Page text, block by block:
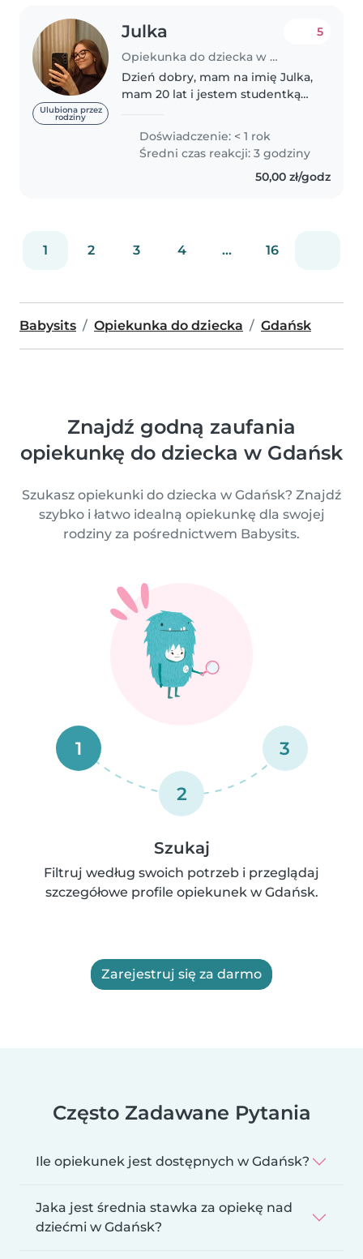
Ulubiona przez
rodziny
Julka
Opiekunka do dziecka w Gdańsk
5
Dzień dobry, mam na imię Julka,
mam 20 lat i jestem studentką
czas i opiekować się dziećmi w
każdym wieku. Mam młodszą
siostrę, którą dużo opiekowałam..
Doświadczenie: < 1 rok
Średni czas reakcji: 3 godziny
50,00 zł/godz
1 2 3 4 ... 16
Babysits Opiekunka do dziecka Gdańsk
Znajdź godną zaufania
opiekunkę do dziecka w Gdańsk
Szukasz opiekunki do dziecka w Gdańsk? Znajdź
szybko i łatwo idealną opiekunkę dla swojej
rodziny za pośrednictwem Babysits.
1
2
3
Szukaj
Filtruj według swoich potrzeb i przeglądaj
szczegółowe profile opiekunek w Gdańsk.
Zarejestruj się za darmo
Często Zadawane Pytania
Ile opiekunek jest dostępnych w Gdańsk?
Jaka jest średnia stawka za opiekę nad
dziećmi w Gdańsk?